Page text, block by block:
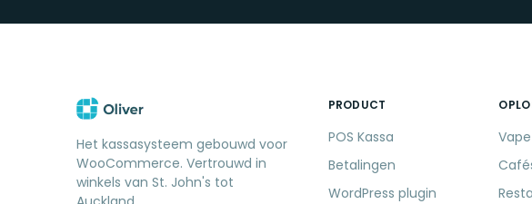
Het kassasysteem gebouwd voor
WooCommerce. Vertrouwd in
winkels van St. John's tot
PRODUCT
POS Kassa
Betalingen
WordPress plugin